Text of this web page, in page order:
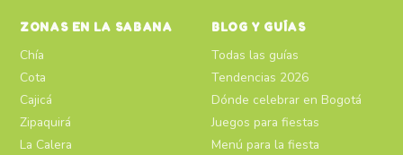
ZONAS EN LA SABANA
Chía
Cota
Cajicá
Zipaquirá
La Calera
BLOG Y GUÍAS
Todas las guías
Tendencias 2026
Dónde celebrar en Bogotá
Juegos para fiestas
Menú para la fiesta